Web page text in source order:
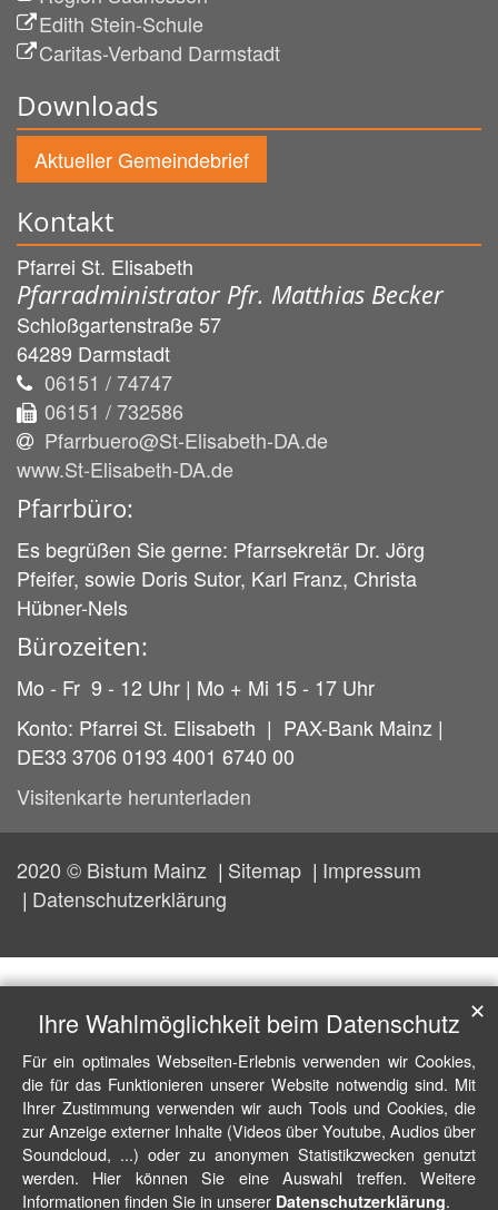
Edith Stein-Schule
Caritas-Verband Darmstadt
Downloads
Aktueller Gemeindebrief
Kontakt
Pfarrei St. Elisabeth
Pfarradministrator Pfr. Matthias Becker
Schloßgartenstraße 57
64289 Darmstadt
06151 / 74747
06151 / 732586
Pfarrbuero@St-Elisabeth-DA.de
www.St-Elisabeth-DA.de
Pfarrbüro:
Es begrüßen Sie gerne: Pfarrsekretär Dr. Jörg
Pfeifer, sowie Doris Sutor, Karl Franz, Christa
Hübner-Nels
Bürozeiten:
Mo - Fr 9 - 12 Uhr | Mo + Mi 15 - 17 Uhr
Konto: Pfarrei St. Elisabeth | PAX-Bank Mainz |
DE33 3706 0193 4001 6740 00
Visitenkarte herunterladen
2020 © Bistum Mainz Sitemap
Impressum
Datenschutzerklärung
Ihre Wahlmöglichkeit beim Datenschutz
Für ein optimales Webseiten-Erlebnis verwenden wir Cookies,
die für das Funktionieren unserer Website notwendig sind. Mit
Ihrer Zustimmung verwenden wir auch Tools und Cookies, die
zur Anzeige externer Inhalte (Videos über Youtube, Audios über
Soundcloud, ...) oder zu anonymen Statistikzwecken genutzt
werden. Hier können Sie eine Auswahl treffen. Weitere
Informationen finden Sie in unserer Datenschutzerklärung.
✕